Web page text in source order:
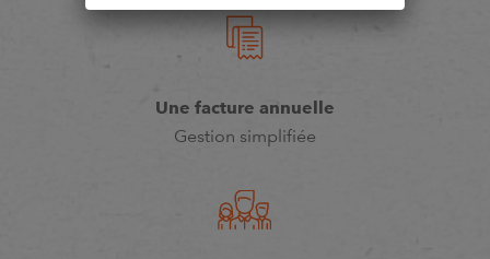
Une facture annuelle
Gestion simplifiée